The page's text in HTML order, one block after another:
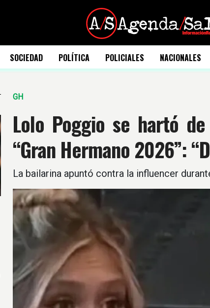
SOCIEDAD POLÍTICA POLICIALES NACIONALES
GH
Lolo Poggio se hartó
“Gran Hermano 2026”:
La bailarina apuntó contra la influencer